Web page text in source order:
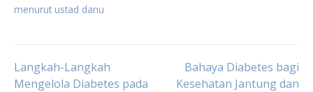
menurut ustad danu
Post
Langkah-Langkah
Mengelola Diabetes pada
Bahaya Diabetes bagi
Kesehatan Jantung dan